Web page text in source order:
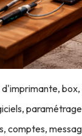
d'imprimante,
comptes,